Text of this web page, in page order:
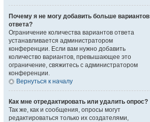
Почему я не могу добавить больше вариантов
ответа?
Ограничение количества вариантов ответа
устанавливается администратором
конференции. Если вам нужно добавить
количество вариантов, превышающее это
ограничение, свяжитесь с администратором
конференции.
Вернуться к началу
Как мне отредактировать или удалить опрос?
Так же, как и сообщения, опросы могут
редактироваться только их создателями,